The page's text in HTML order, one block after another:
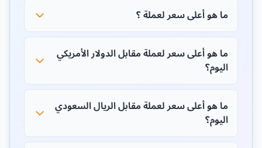
ما هو أعلى سعر لعملة ؟
ما هو أعلى سعر لعملة مقابل الدولار الأمريكي
اليوم؟
ما هو أعلى سعر لعملة مقابل الريال السعودي
اليوم؟